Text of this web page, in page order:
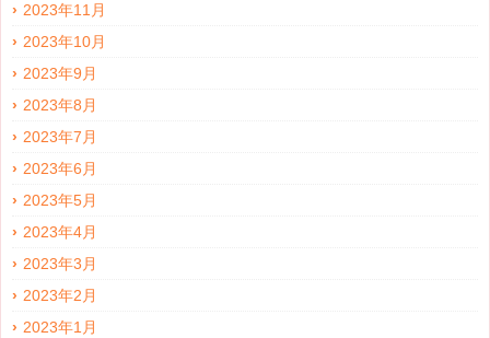
2023年11月
2023年10月
2023年9月
2023年8月
2023年7月
2023年6月
2023年5月
2023年4月
2023年3月
2023年2月
2023年1月